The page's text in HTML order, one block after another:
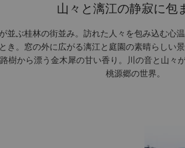
山々と漓江の静寂に包
並ぶ桂林の街並み。訪れた人々を包み込む心
き。窓の外に広がる漓江と庭園の素晴らしい
樹から漂う金木犀の甘い香り。川の音と山々
桃源郷の世界。